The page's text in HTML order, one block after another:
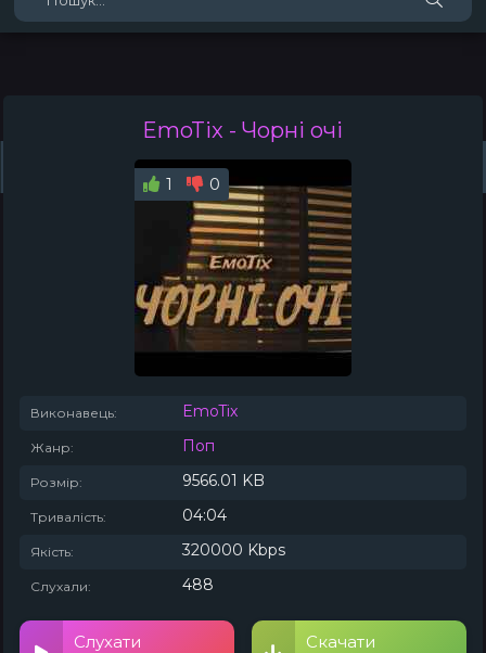
Топ 100
EmoTix - Чорні очі
1 0
Виконавець: EmoTix
Жанр: Поп
Розмір: 9566.01 KB
Тривалість: 04:04
Якість: 320000 Kbps
Слухали: 488
Слухати Скачати